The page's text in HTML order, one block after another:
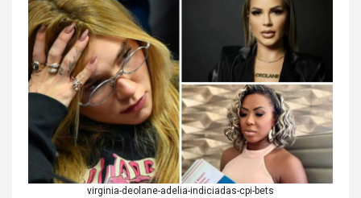
virginia-deolane-adelia-indiciadas-cpi-bets